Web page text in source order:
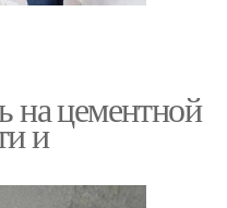
на цементной
и